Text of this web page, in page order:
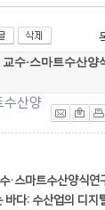
수·스마트수산양
산양
·스마트수산양식연
바다: 수산업의 디지